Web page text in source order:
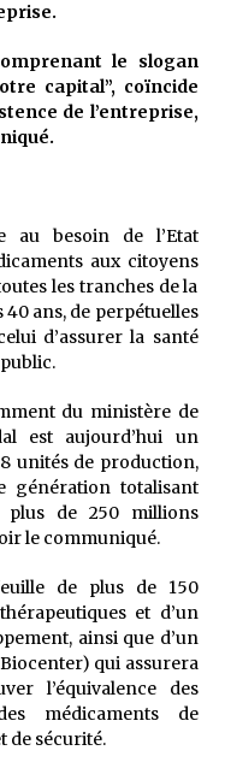
désert (Un conte
la tête est vide
les contes et à
le slogan
capital”, coïncide
de l’entreprise,
au besoin de l’Etat
aux citoyens
les tranches de la
40 ans, de perpétuelles
d’assurer la santé
du ministère de
est aujourd’hui un
unités de production,
génération totalisant
plus de 250 millions
le communiqué.
de plus de 150
et d’un
ainsi que d’un
qui assurera
l’équivalence des
médicaments de
de sécurité.